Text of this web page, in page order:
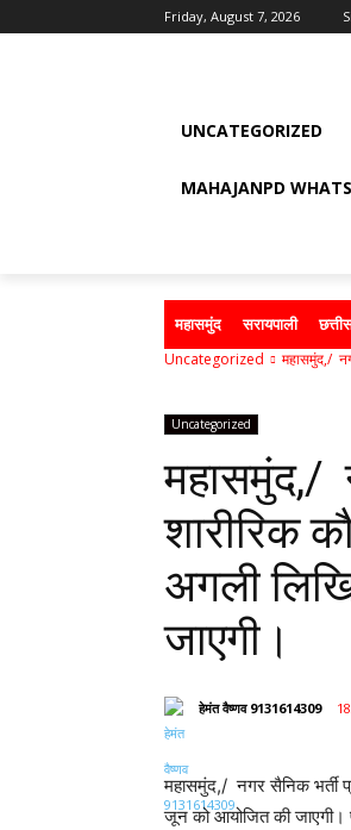
Friday, August 7, 2026
UNCATEGORIZED
MAHAJANPD
महासमुंद सरायपाली
Uncategorized महासमुंद,/
Uncategorized
महासमुंद,/
शारीरिक
अगली
जाएगी।
हेमंत वैष्णव 9131614309
महासमुंद,/ नगर सैनिक भर्ती
जून को आयोजित की जाएगी।